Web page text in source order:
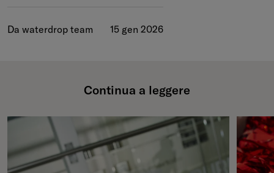
Da waterdrop team 15 gen 2026
Continua a leggere